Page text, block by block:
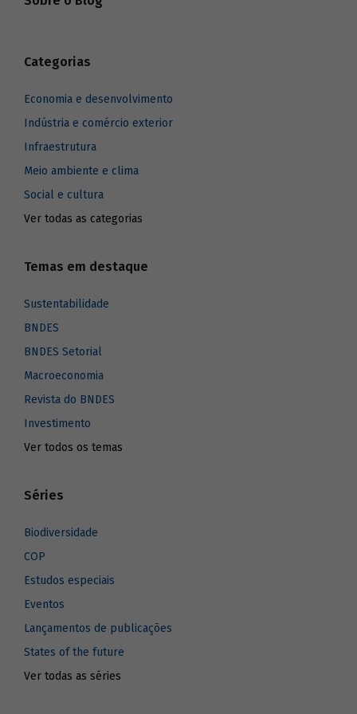
Categorias
Economia e desenvolvimento
Indústria e comércio exterior
Infraestrutura
Meio ambiente e clima
Social e cultura
Ver todas as categorias
Temas em destaque
Sustentabilidade
BNDES
BNDES Setorial
Macroeconomia
Revista do BNDES
Investimento
Ver todos os temas
Séries
Biodiversidade
COP
Estudos especiais
Eventos
Lançamentos de publicações
States of the future
Ver todas as séries